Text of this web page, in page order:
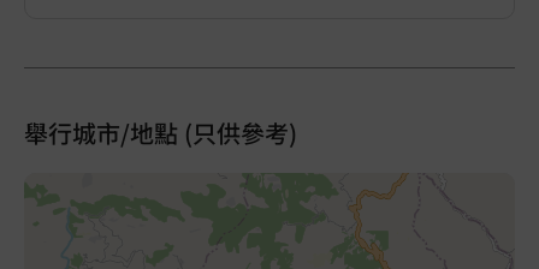
舉行城市/地點 (只供參考)